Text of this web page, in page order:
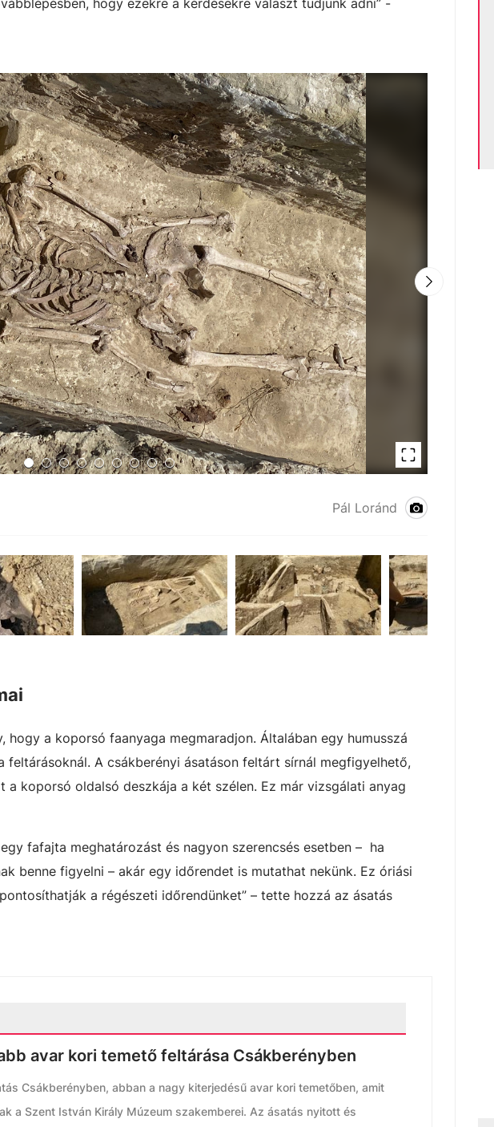
hogy ezekre a kérdésekre választ tudjunk adni” -
Pál Loránd
hogy a koporsó faanyaga megmaradjon. Általában egy humusszá
A csákberényi ásatáson feltárt sírnál megfigyelhető,
koporsó oldalsó deszkája a két szélen. Ez már vizsgálati anyag
fafajta meghatározást és nagyon szerencsés esetben – ha
benne figyelni – akár egy időrendet is mutathat nekünk. Ez óriási
a régészeti időrendünket” – tette hozzá az ásatás
avar kori temető feltárása Csákberényben
Csákberényben, abban a nagy kiterjedésű avar kori temetőben, amit
a Szent István Király Múzeum szakemberei. Az ásatás nyitott és